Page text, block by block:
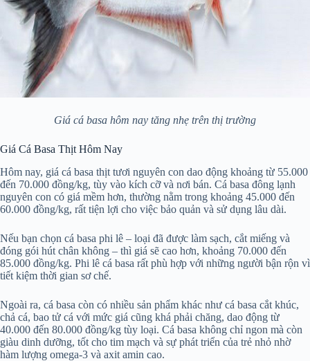
Giá cá basa hôm nay tăng nhẹ trên thị trường
Giá Cá Basa Thịt Hôm Nay
Hôm nay, giá cá basa thịt tươi nguyên con dao động khoảng từ 55.000
đến 70.000 đồng/kg, tùy vào kích cỡ và nơi bán. Cá basa đông lạnh
nguyên con có giá mềm hơn, thường nằm trong khoảng 45.000 đến
60.000 đồng/kg, rất tiện lợi cho việc bảo quản và sử dụng lâu dài.
Nếu bạn chọn cá basa phi lê – loại đã được làm sạch, cắt miếng và
đóng gói hút chân không – thì giá sẽ cao hơn, khoảng 70.000 đến
85.000 đồng/kg. Phi lê cá basa rất phù hợp với những người bận rộn vì
tiết kiệm thời gian sơ chế.
Ngoài ra, cá basa còn có nhiều sản phẩm khác như cá basa cắt khúc,
chả cá, bao tử cá với mức giá cũng khá phải chăng, dao động từ
40.000 đến 80.000 đồng/kg tùy loại. Cá basa không chỉ ngon mà còn
giàu dinh dưỡng, tốt cho tim mạch và sự phát triển của trẻ nhỏ nhờ
hàm lượng omega-3 và axit amin cao.